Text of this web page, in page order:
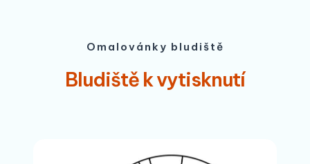
Omalovánky bludiště
Bludiště k vytisknutí